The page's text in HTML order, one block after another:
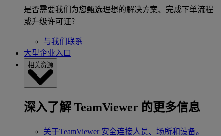
是否需要我们为您甄选理想的解决方案、完成下单流程
或升级许可证？
与我们联系
大型企业入口
相关资源
深入了解 TeamViewer 的更多信息
关于TeamViewer 安全连接人员、场所和设备。